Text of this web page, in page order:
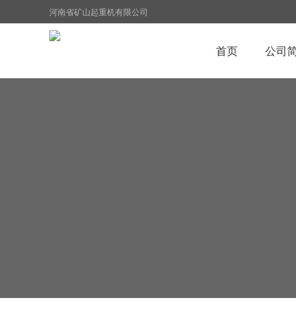
河南省矿山起重机有限公司
首页 公司